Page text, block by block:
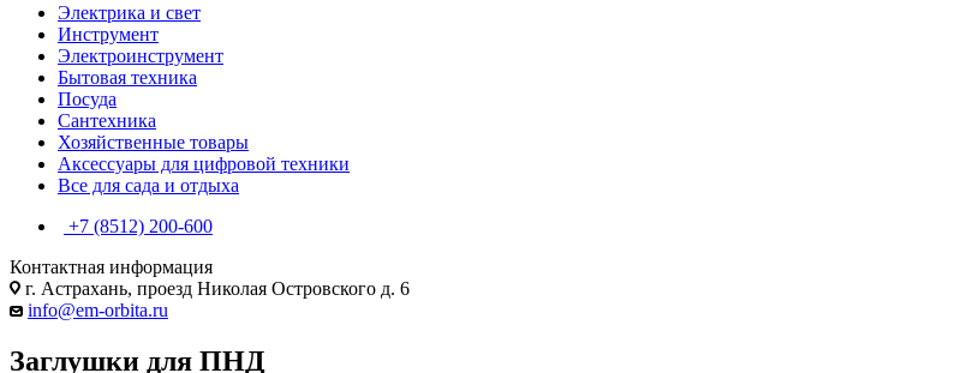
Электрика и свет
Инструмент
Электроинструмент
Бытовая техника
Посуда
Сантехника
Хозяйственные товары
Аксессуары для цифровой техники
Все для сада и отдыха
+7 (8512) 200-600
Контактная информация
г. Астрахань, проезд Николая Островского д. 6
info@em-orbita.ru
Заглушки для ПНД